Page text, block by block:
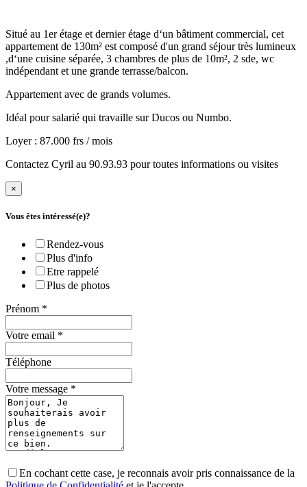
Situé au 1er étage et dernier étage d‘un bâtiment commercial, cet
appartement de 130m² est composé d'un grand séjour très lumineux
,d‘une cuisine séparée, 3 chambres de plus de 10m², 2 sde, wc
indépendant et une grande terrasse/balcon.
Appartement avec de grands volumes.
Idéal pour salarié qui travaille sur Ducos ou Numbo.
Loyer : 87.000 frs / mois
Contactez Cyril au 90.93.93 pour toutes informations ou visites
×
Vous êtes intéressé(e)?
Rendez-vous
Plus d'info
Etre rappelé
Plus de photos
Prénom *
Votre email *
Téléphone
Votre message *
En cochant cette case, je reconnais avoir pris connaissance de la